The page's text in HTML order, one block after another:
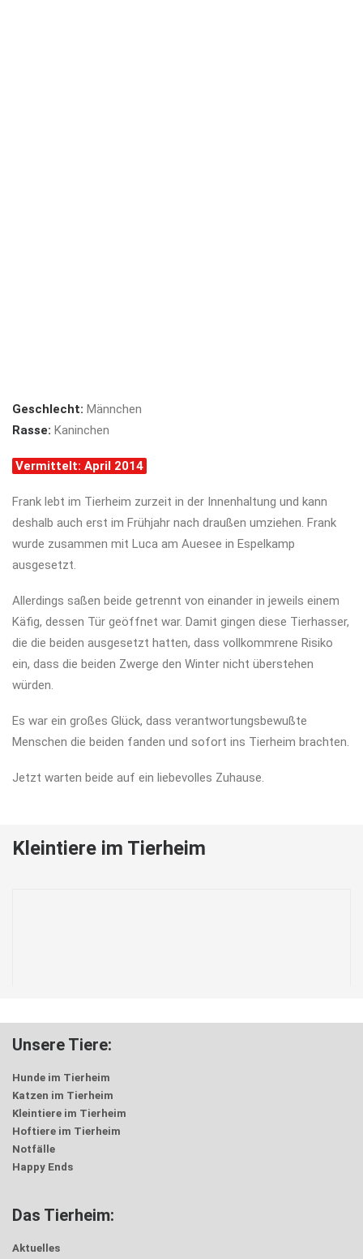
Geschlecht: Männchen
Rasse: Kaninchen
Vermittelt: April 2014
Frank lebt im Tierheim zurzeit in der Innenhaltung und kann
deshalb auch erst im Frühjahr nach draußen umziehen. Frank
wurde zusammen mit Luca am Auesee in Espelkamp
ausgesetzt.
Allerdings saßen beide getrennt von einander in jeweils einem
Käfig, dessen Tür geöffnet war. Damit gingen diese Tierhasser,
die die beiden ausgesetzt hatten, dass vollkommrene Risiko
ein, dass die beiden Zwerge den Winter nicht überstehen
würden.
Es war ein großes Glück, dass verantwortungsbewußte
Menschen die beiden fanden und sofort ins Tierheim brachten.
Jetzt warten beide auf ein liebevolles Zuhause.
Kleintiere im Tierheim
Unsere Tiere:
Hunde im Tierheim
Katzen im Tierheim
Kleintiere im Tierheim
Hoftiere im Tierheim
Notfälle
Happy Ends
Das Tierheim:
Aktuelles